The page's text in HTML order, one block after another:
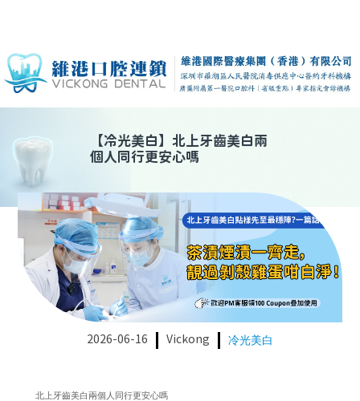
【冷光美白】 北上牙齒美白兩
個人同行更安心嗎
2026-06-16 Vickong 冷光美白
北上牙齒美白兩個人同行更安心嗎